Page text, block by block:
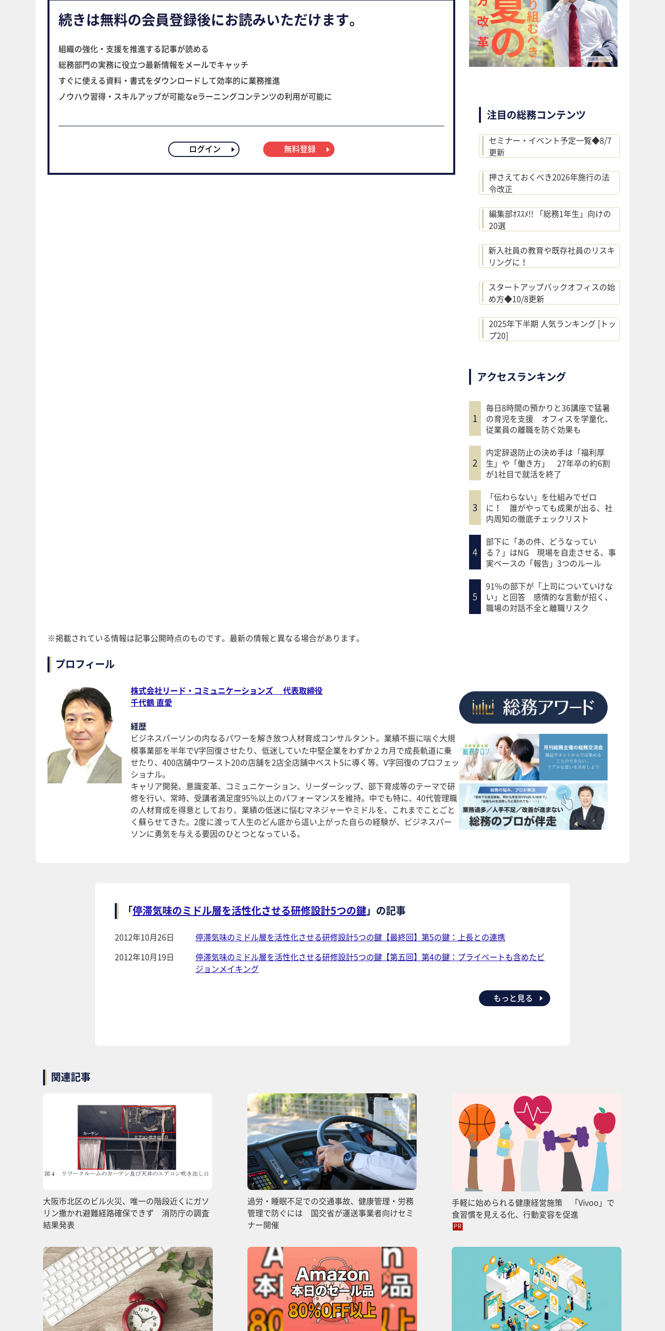
注目の総務コンテンツ
セミナー・イベント予定一覧◆8/7
更新
押さえておくべき2026年施行の法
令改正
編集部ｵｽｽﾒ!! 「総務1年生」向けの
20選
新入社員の教育や既存社員のリスキ
リングに！
スタートアップバックオフィスの始
め方◆10/8更新
2025年下半期 人気ランキング [トッ
プ20]
アクセスランキング
毎日8時間の預かりと36講座で猛暑
の育児を支援 オフィスを学童化、
従業員の離職を防ぐ効果も
内定辞退防止の決め手は「福利厚
生」や「働き方」 27年卒の約6割
が1社目で就活を終了
「伝わらない」を仕組みでゼロ
に！ 誰がやっても成果が出る、社
内周知の徹底チェックリスト
部下に「あの件、どうなってい
る？」はNG 現場を自走させる、事
実ベースの「報告」3つのルール
91%の部下が「上司についていけな
い」と回答 感情的な言動が招く、
職場の対話不全と離職リスク
続きは無料の会員登録後にお読みいただけます。
組織の強化・支援を推進する記事が読める
総務部門の実務に役立つ最新情報をメールでキャッチ
すぐに使える資料・書式をダウンロードして効率的に業務推進
ノウハウ習得・スキルアップが可能なeラーニングコンテンツの利用が可能に
ログイン 無料登録
※掲載されている情報は記事公開時点のものです。最新の情報と異なる場合があります。
プロフィール
株式会社リード・コミュニケーションズ 代表取締役
千代鶴 直愛
経歴
ビジネスパーソンの内なるパワーを解き放つ人材育成コンサルタント。業績不振に喘ぐ大規
模事業部を半年でV字回復させたり、低迷していた中堅企業をわずか２カ月で成長軌道に乗
せたり、400店舗中ワースト20の店舗を2店全店舗中ベスト5に導く等、V字回復のプロフェッ
ショナル。
キャリア開発、意識変革、コミュニケーション、リーダーシップ、部下育成等のテーマで研
修を行い、常時、受講者満足度95％以上のパフォーマンスを維持。中でも特に、40代管理職
の人材育成を得意としており、業績の低迷に悩むマネジャーやミドルを、これまでことごと
く蘇らせてきた。2度に渡って人生のどん底から這い上がった自らの経験が、ビジネスパー
ソンに勇気を与える要因のひとつとなっている。
「停滞気味のミドル層を活性化させる研修設計5つの鍵」の記事
2012年10月26日
停滞気味のミドル層を活性化させる研修設計5つの鍵【最終回】第5の鍵：上長との連携
2012年10月19日
停滞気味のミドル層を活性化させる研修設計5つの鍵【第五回】第4の鍵：プライベートも含めたビ
ジョンメイキング
もっと見る
関連記事
大阪市北区のビル火災、唯一の階段近くにガソ
リン撒かれ避難経路確保できず 消防庁の調査
結果発表
過労・睡眠不足での交通事故、健康管理・労務
管理で防ぐには 国交省が運送事業者向けセミ
ナー開催
手軽に始められる健康経営施策 「Vivoo」で
食習慣を見える化、行動変容を促進
PR